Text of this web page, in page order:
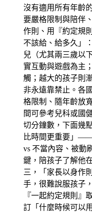
沒有適用所有年齡
要嚴格限制與陪伴
作則、用『約定規
不該給、給多久」
兒（尤其兩三歲以
實互動與遊戲為主
觸；越大的孩子則
非永遠靠禁止。各
格限制、隨年齡放
間可參考兒科或國
切分鐘數，下面幾
比時間更重要」
vs 不當內容、被動
鍵，陪孩子了解他
三，「家長以身作
手，很難說服孩子
『一起約定規則
訂「什麼時候可以